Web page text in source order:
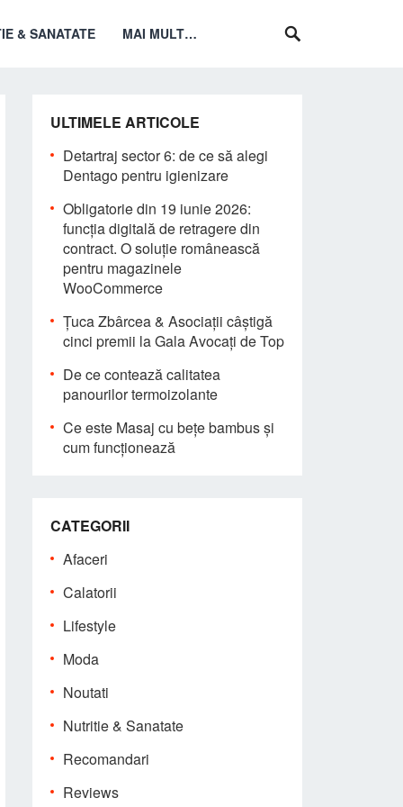
& SANATATE MAI MULT…
ULTIMELE ARTICOLE
Detartraj sector 6: de ce să alegi
Dentago pentru igienizare
Obligatorie din 19 iunie 2026:
funcția digitală de retragere din
contract. O soluție românească
pentru magazinele
WooCommerce
Țuca Zbârcea & Asociații câștigă
cinci premii la Gala Avocați de Top
De ce contează calitatea
panourilor termoizolante
Ce este Masaj cu bețe bambus și
cum funcționează
CATEGORII
Afaceri
Calatorii
Lifestyle
Moda
Noutati
Nutritie & Sanatate
Recomandari
Reviews